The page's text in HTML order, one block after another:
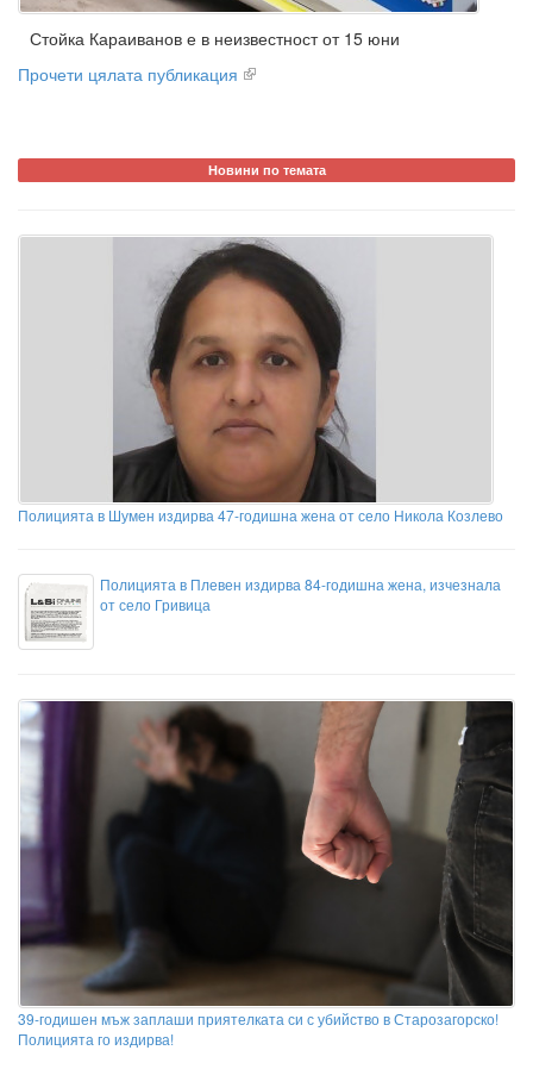
Стойка Караиванов е в неизвестност от 15 юни
Прочети цялата публикация
Новини по темата
Полицията в Шумен издирва 47-годишна жена от село Никола Козлево
Полицията в Плевен издирва 84-годишна жена, изчезнала
от село Гривица
39-годишен мъж заплаши приятелката си с убийство в Старозагорско!
Полицията го издирва!